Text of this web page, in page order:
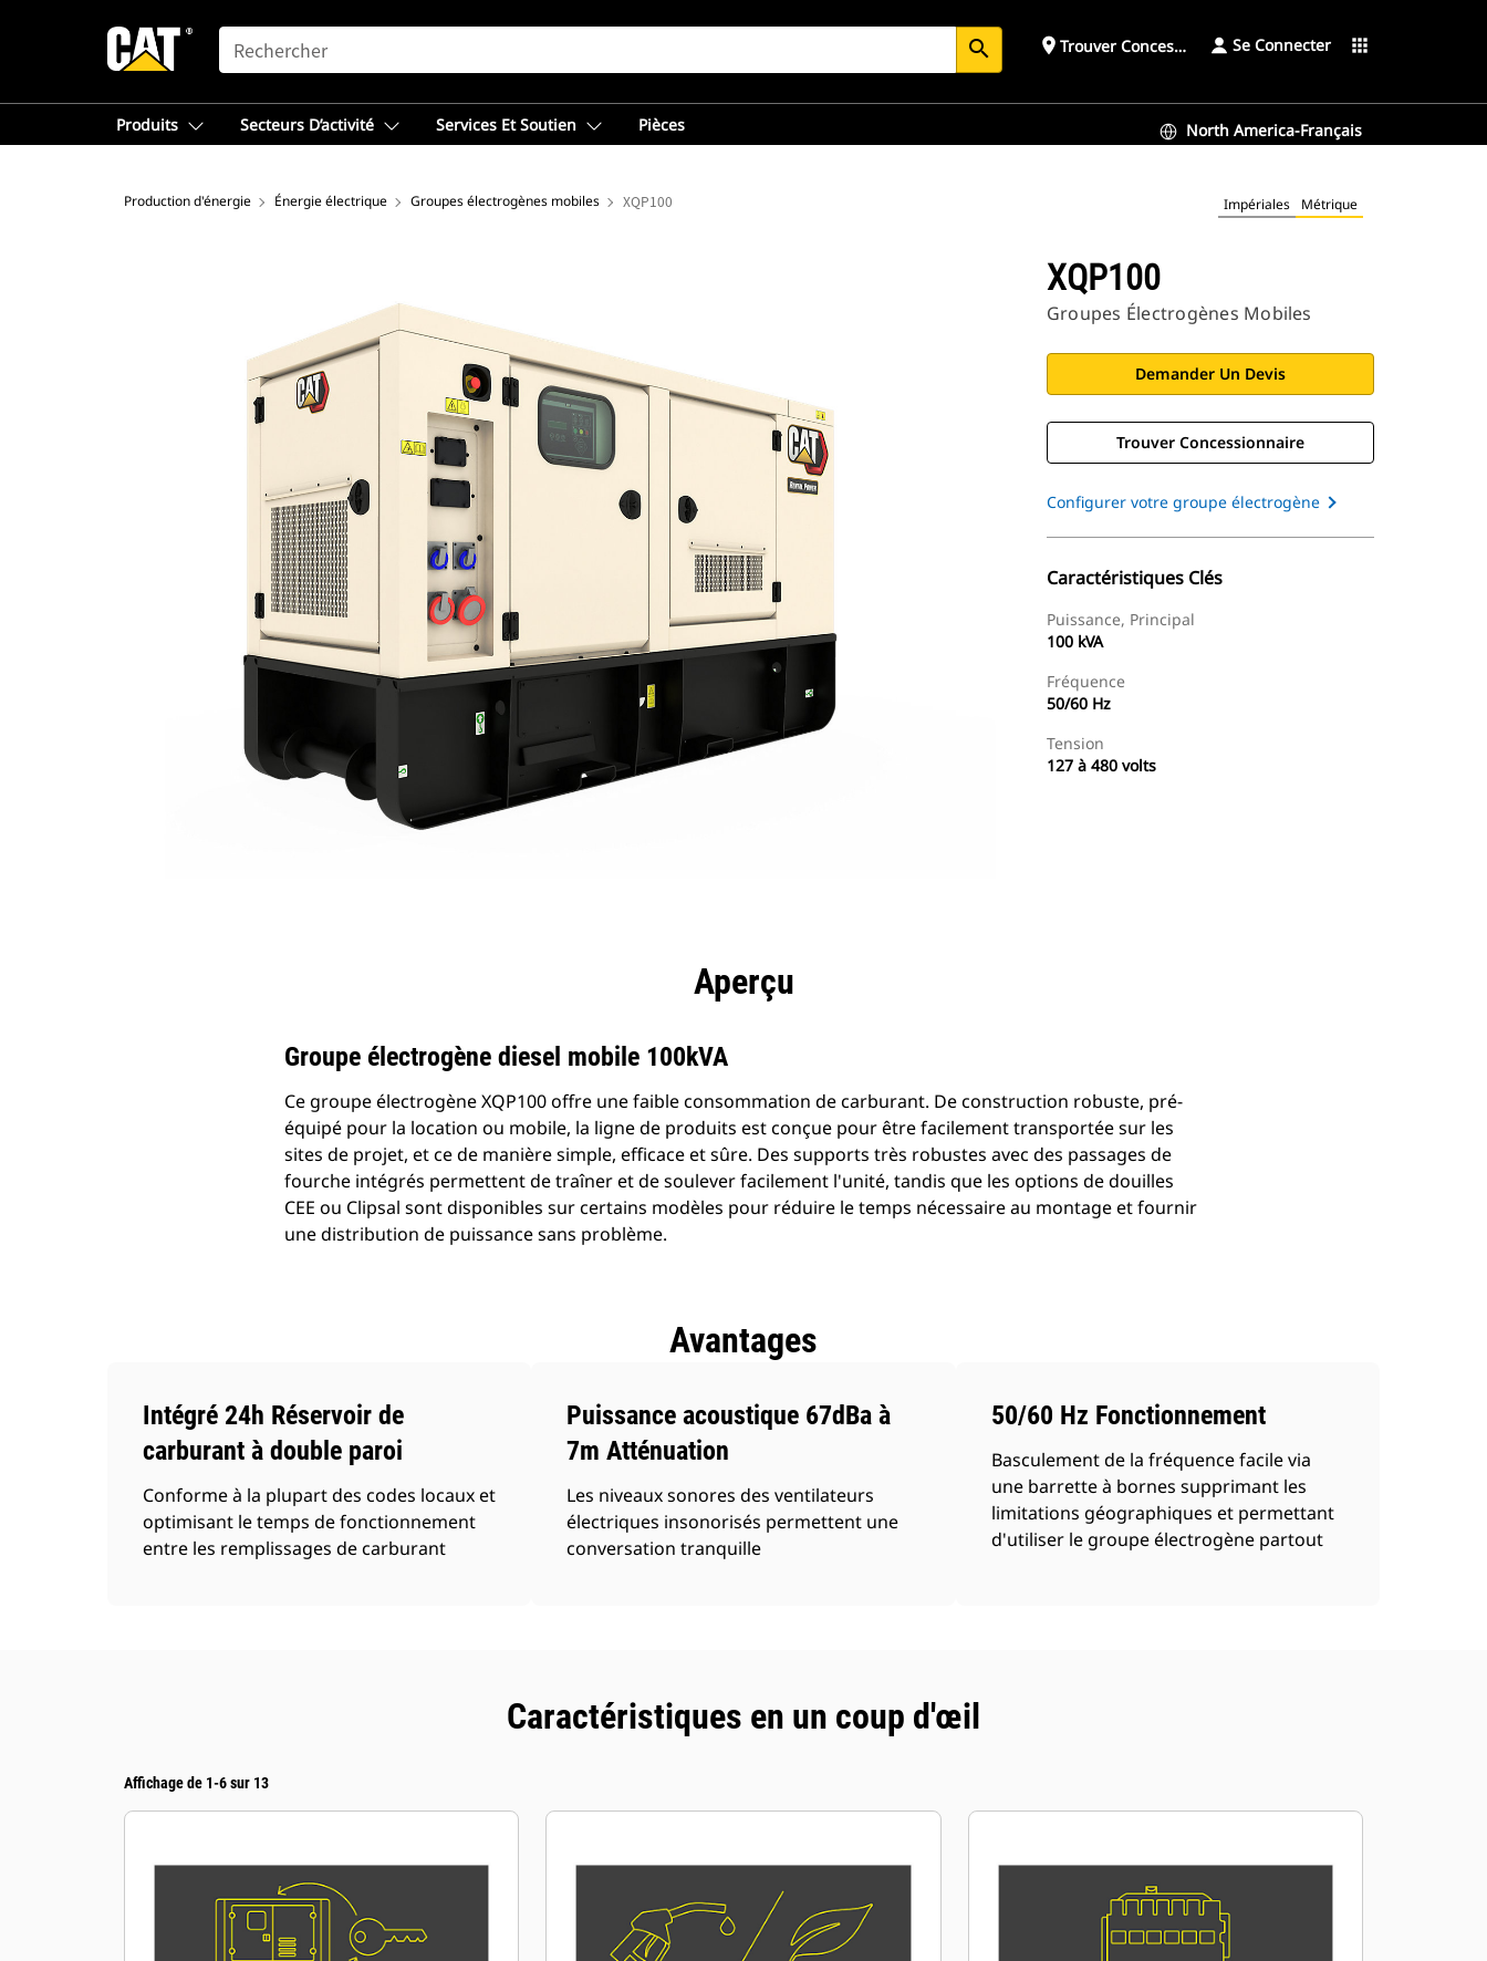
SEARCH search place Trouver ConcessionnaireSe Connecter apps
Produits Secteurs D’activité Services Et Soutien Pièces North America-Français
Production d'énergie Énergie électrique Groupes électrogènes mobiles XQP100 Impériales Métrique
XQP100
Groupes Électrogènes Mobiles
Demander Un Devis
Trouver Concessionnaire
Configurer votre groupe électrogène
Caractéristiques Clés
Puissance, Principal
100 kVA
Fréquence
50/60 Hz
Tension
127 à 480 volts
Aperçu
Groupe électrogène diesel mobile 100kVA
Ce groupe électrogène XQP100 offre une faible consommation de carburant. De construction robuste, pré-
équipé pour la location ou mobile, la ligne de produits est conçue pour être facilement transportée sur les
sites de projet, et ce de manière simple, efficace et sûre. Des supports très robustes avec des passages de
fourche intégrés permettent de traîner et de soulever facilement l'unité, tandis que les options de douilles
CEE ou Clipsal sont disponibles sur certains modèles pour réduire le temps nécessaire au montage et fournir
une distribution de puissance sans problème.
Avantages
Intégré 24h Réservoir de
carburant à double paroi
Conforme à la plupart des codes locaux et
optimisant le temps de fonctionnement
entre les remplissages de carburant
Puissance acoustique 67dBa à
7m Atténuation
Les niveaux sonores des ventilateurs
électriques insonorisés permettent une
conversation tranquille
50/60 Hz Fonctionnement
Basculement de la fréquence facile via
une barrette à bornes supprimant les
limitations géographiques et permettant
d'utiliser le groupe électrogène partout
Caractéristiques en un coup d'œil
Affichage de 1-6 sur 13